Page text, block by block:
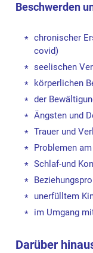
Beschwerden
chronischer
covid)
seelischen
körperlichen
der
Ängsten und
Trauer und
Problemen
Schlaf-und
unerfülltem
im Umgang
Darüber